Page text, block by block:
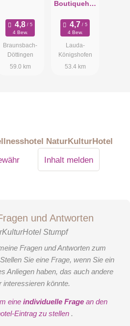
4 Bew.
Braunsbach-
Döttingen
59.0 km
Boutiquehot
4 Bew.
Lauda-
Königshofen
53.4 km
NaturKulturHotel
Inhalt melden
und Antworten
Stumpf
Fragen und Antworten zum
Sie eine Frage, wenn Sie ein
Anliegen haben, das auch andere
interessieren könnte.
eineindividuelle Frage an den
Eintrag zu stellen .